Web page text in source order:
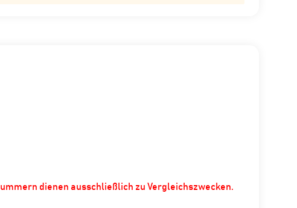
dienen ausschließlich zu Vergleichszwecken.